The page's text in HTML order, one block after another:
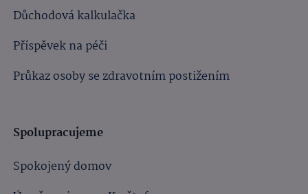
Důchodová kalkulačka
Příspěvek na péči
Průkaz osoby se zdravotním postižením
Spolupracujeme
Spokojený domov